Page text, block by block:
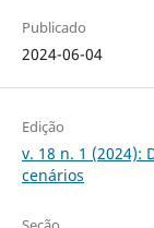
Publicado
2024-06-04
Edição
v. 18 n. 1 (2024):
cenários